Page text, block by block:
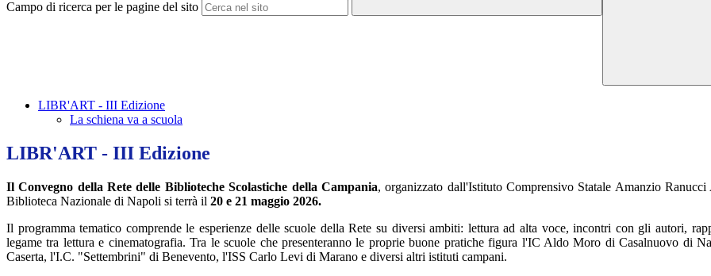
Campo di ricerca per le pagine del sito
LIBR'ART - III Edizione
La schiena va a scuola
LIBR'ART - III Edizione
Il Convegno della Rete delle Biblioteche Scolastiche della Campania, organizzato dall'Istituto Comprensivo Statale Amanzio
Biblioteca Nazionale di Napoli si terrà il 20 e 21 maggio 2026.
Il programma tematico comprende le esperienze delle scuole della Rete su diversi ambiti: lettura ad alta voce, incontri con gli autori,
legame tra lettura e cinematografia. Tra le scuole che presenteranno le proprie buone pratiche figura l'IC Aldo Moro di Casalnuovo di
Caserta, l'I.C. "Settembrini" di Benevento, l'ISS Carlo Levi di Marano e diversi altri istituti campani.